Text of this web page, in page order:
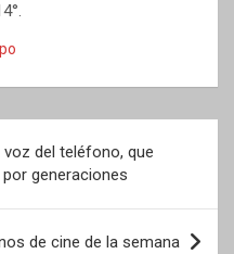
del teléfono, que
generaciones
de cine de la semana